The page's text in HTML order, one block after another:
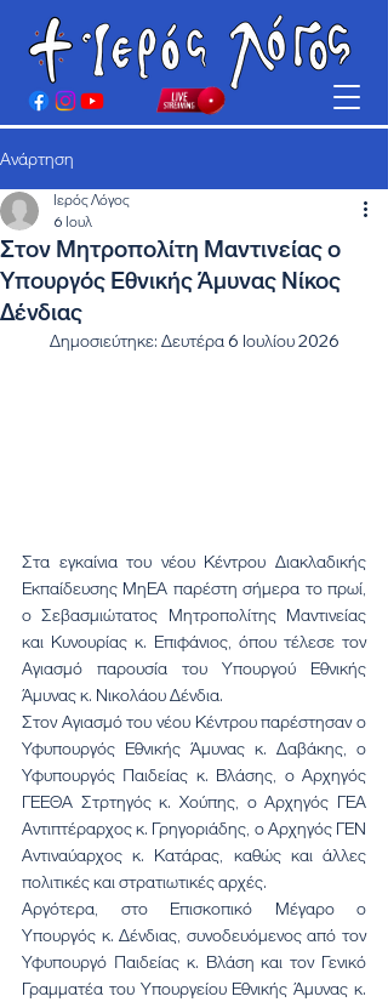
Ανάρτηση
Στον Μητροπολίτη Μαντινείας ο
Υπουργός Εθνικής Άμυνας Νίκος
Δένδιας
Ιερός Λόγος
6 Ιουλ
Δημοσιεύτηκε: Δευτέρα 6 Ιουλίου 2026
Στα εγκαίνια του νέου Κέντρου Διακλαδικής
Εκπαίδευσης ΜηΕΑ παρέστη σήμερα το πρωί,
ο Σεβασμιώτατος Μητροπολίτης Μαντινείας
και Κυνουρίας κ. Επιφάνιος, όπου τέλεσε τον
Αγιασμό παρουσία του Υπουργού Εθνικής
Άμυνας κ. Νικολάου Δένδια.
Στον Αγιασμό του νέου Κέντρου παρέστησαν ο
Υφυπουργός Εθνικής Άμυνας κ. Δαβάκης, ο
Υφυπουργός Παιδείας κ. Βλάσης, ο Αρχηγός
ΓΕΕΘΑ Στρτηγός κ. Χούπης, ο Αρχηγός ΓΕΑ
Αντιπτέραρχος κ. Γρηγοριάδης, ο Αρχηγός ΓΕΝ
Αντιναύαρχος κ. Κατάρας, καθώς και άλλες
πολιτικές και στρατιωτικές αρχές.
Αργότερα, στο Επισκοπικό Μέγαρο ο
Υπουργός κ. Δένδιας, συνοδευόμενος από τον
Υφυπουργό Παιδείας κ. Βλάση και τον Γενικό
Γραμματέα του Υπουργείου Εθνικής Άμυνας κ.